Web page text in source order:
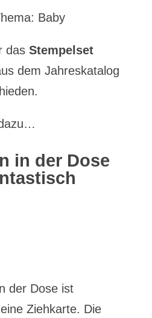
Baby
das Stempelset
dem Jahreskatalog
in der Dose
der Dose ist
Ziehkarte. Die